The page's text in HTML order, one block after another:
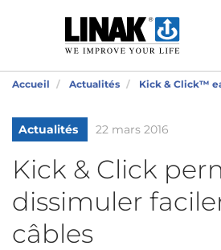
Accueil Actualités Kick & Click™
Actualités 22 mars 2016
Kick & Click
dissimuler
câbles